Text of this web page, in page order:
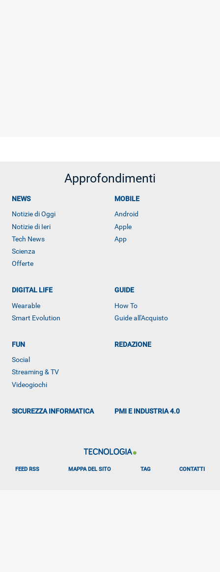
ALTRO
Approfondimenti
NEWS
Notizie di Oggi
Notizie di Ieri
Tech News
Scienza
Offerte
MOBILE
Android
Apple
App
DIGITAL LIFE
Wearable
Smart Evolution
GUIDE
How To
Guide all'Acquisto
FUN
Social
Streaming & TV
Videogiochi
REDAZIONE
SICUREZZA INFORMATICA PMI E INDUSTRIA 4.0
FEED RSS MAPPA DEL SITO TAG CONTATTI